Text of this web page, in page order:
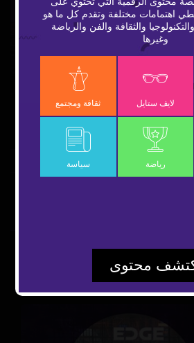
Play
Video
وموجة انفجارية
اهتمامات مختلفة وتقدم كل ما هو
والثقافة والفن والرياضة
وغيرها
لايف ستايل ثقافة ومجتمع
رياضة سياسة
محتوى